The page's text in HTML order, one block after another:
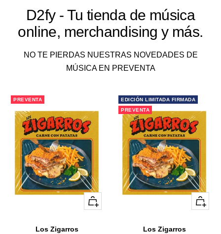
D2fy - Tu tienda de música
online, merchandising y más.
NO TE PIERDAS NUESTRAS NOVEDADES DE
MÚSICA EN PREVENTA
PREVENTA
+
Añadir
Los Zigarros
EDICIÓN LIMITADA FIRMADA
PREVENTA
+
Añadir
Los Zigarros